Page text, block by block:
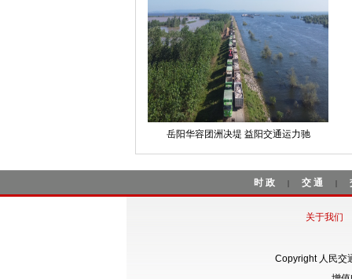
岳阳华容团洲决堤 益阳交通运力驰
时政 | 交通 |
关于我们
Copyright 人民